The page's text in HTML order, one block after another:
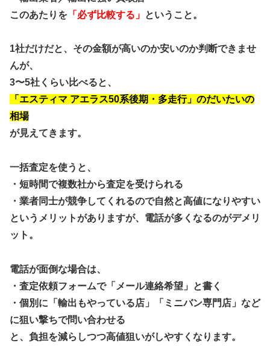
このあたりを 「必ず比較する」 ということ。
1社だけだと、その金額が高いのか安いのか判断できませ
んが、
3〜5社くらい比べると、
「エスティマ アエラス50系後期・多走行」のだいたいの
相場
が見えてきます。
一括査定を使うと、
・短時間で複数社から査定を受けられる
・業者同士が競争してくれるので自然と高値になりやすい
というメリットがありますが、電話が多くなるのがデメリ
ット。
電話が面倒な場合は、
・査定依頼フォームで「メール連絡希望」と書く
・個別に「輸出もやっている店」「ミニバン専門店」など
に狙い撃ちで問い合わせる
と、負担を減らしつつ高値狙いがしやすくなります。